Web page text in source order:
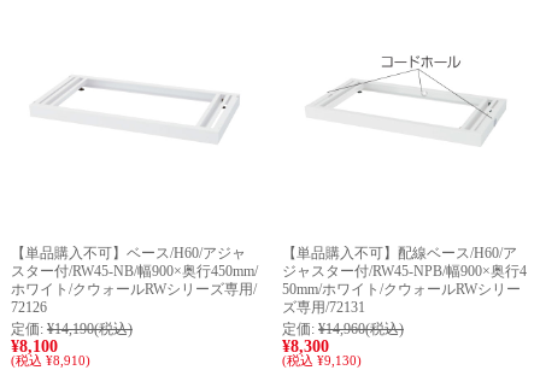
【単品購入不可】ベース/H60/アジャ
スター付/RW45-NB/幅900×奥行450mm/
ホワイト/クウォールRWシリーズ専用/
72126
定価: ¥14,190(税込)
¥8,100
(税込 ¥8,910)
【単品購入不可】配線ベース/H60/ア
ジャスター付/RW45-NPB/幅900×奥行4
50mm/ホワイト/クウォールRWシリー
ズ専用/72131
定価: ¥14,960(税込)
¥8,300
(税込 ¥9,130)